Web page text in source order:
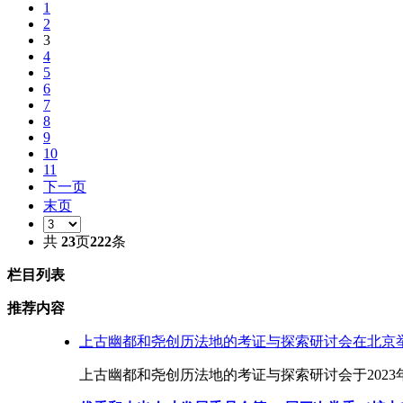
1
2
3
4
5
6
7
8
9
10
11
下一页
末页
共 23页222条
栏目列表
推荐内容
上古幽都和尧创历法地的考证与探索研讨会在北京
上古幽都和尧创历法地的考证与探索研讨会于2023